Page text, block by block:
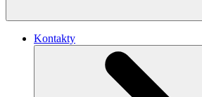
Kontakty